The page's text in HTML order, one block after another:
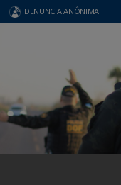
DENUNCIA ANÔNIMA